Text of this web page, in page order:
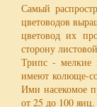
Самый
цветоводов
цветовод их
сторону
Трипс - мелкие
имеют колюще-
Ими насекомое
от 25 до 100